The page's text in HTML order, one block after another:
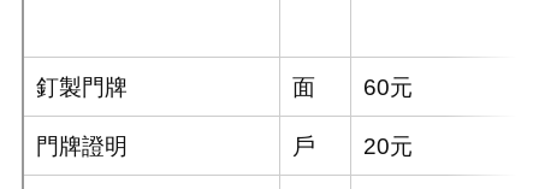
釘製門牌 面 60元
門牌證明 戶 20元